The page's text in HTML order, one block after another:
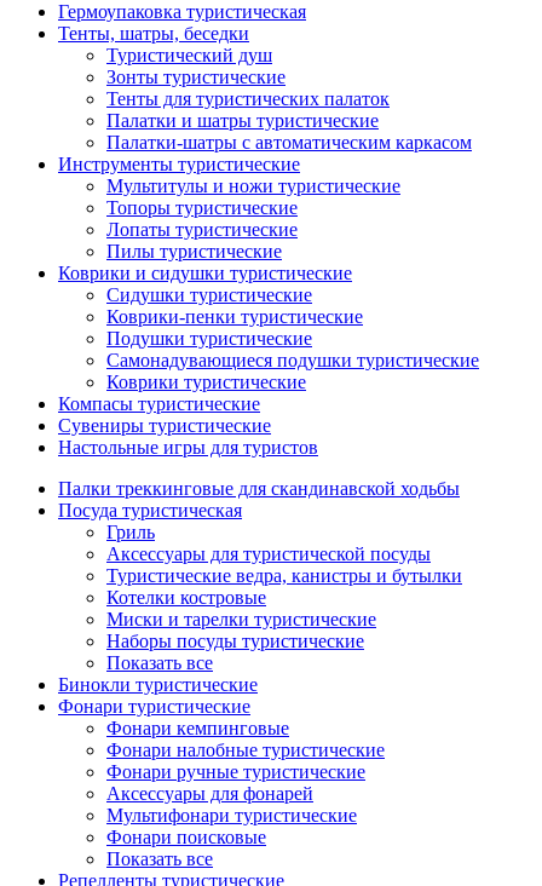
Гермоупаковка туристическая
Тенты, шатры, беседки
Туристический душ
Зонты туристические
Тенты для туристических палаток
Палатки и шатры туристические
Палатки-шатры с автоматическим каркасом
Инструменты туристические
Мультитулы и ножи туристические
Топоры туристические
Лопаты туристические
Пилы туристические
Коврики и сидушки туристические
Сидушки туристические
Коврики-пенки туристические
Подушки туристические
Самонадувающиеся подушки туристические
Коврики туристические
Компасы туристические
Сувениры туристические
Настольные игры для туристов
Палки треккинговые для скандинавской ходьбы
Посуда туристическая
Гриль
Аксессуары для туристической посуды
Туристические ведра, канистры и бутылки
Котелки костровые
Миски и тарелки туристические
Наборы посуды туристические
Показать все
Бинокли туристические
Фонари туристические
Фонари кемпинговые
Фонари налобные туристические
Фонари ручные туристические
Аксессуары для фонарей
Мультифонари туристические
Фонари поисковые
Показать все
Репелленты туристические